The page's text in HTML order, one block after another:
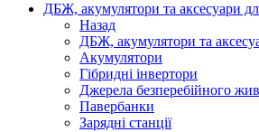
ДБЖ, акумулятори та аксесуари
Назад
ДБЖ, акумулятори та
Акумулятори
Гібридні інвертори
Джерела безперебійного
Павербанки
Зарядні станції